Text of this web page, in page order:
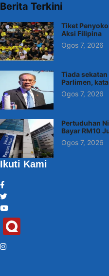
Berita Terkini
Tiket
Aksi Filipina
Ogos 7, 2026
Tiada
Parlimen, kata
Ogos 7, 2026
Pertuduhan
Bayar RM10
Ogos 7, 2026
Ikuti Kami